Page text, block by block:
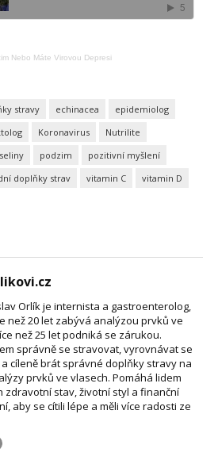
Nebo Máte Virovou Depresi
stravy echinacea
epidemiolog
Koronavirus
Nutrilite
podzim
pozitivní myšlení
doplňky strav vitamin C vitamin D
Orlík je internista a gastroenterolog,
než 20 let zabývá analýzou prvků ve
než 25 let podniká se zárukou.
správně se stravovat, vyrovnávat se
cíleně brát správné doplňky stravy na
prvků ve vlasech. Pomáhá lidem
zdravotní stav, životní styl a finanční
aby se cítili lépe a měli více radosti ze